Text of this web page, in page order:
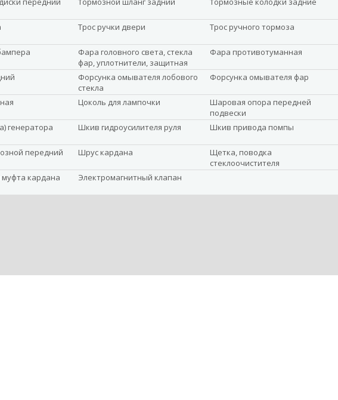
Трос ручки двери Трос ручного тормоза
Фара головного света, стекла
фар, уплотнители, защитная
планка
Фара противотуманная
Форсунка омывателя лобового
стекла
Форсунка омывателя фар
Цоколь для лампочки
Шаровая опора передней
подвески
генератора
Шкив гидроусилителя руля Шкив привода помпы
передний Шрус кардана
Щетка, поводка
стеклоочистителя
муфта кардана Электромагнитный клапан